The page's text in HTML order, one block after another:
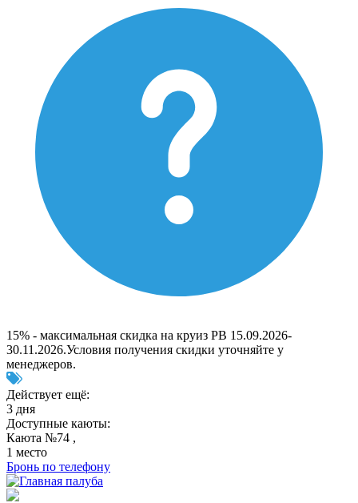
15% - максимальная скидка на круиз РВ 15.09.2026-
30.11.2026.Условия получения скидки уточняйте у
менеджеров.
Действует ещё:
3 дня
Доступные каюты:
Каюта №74 ,
1 место
Бронь по телефону